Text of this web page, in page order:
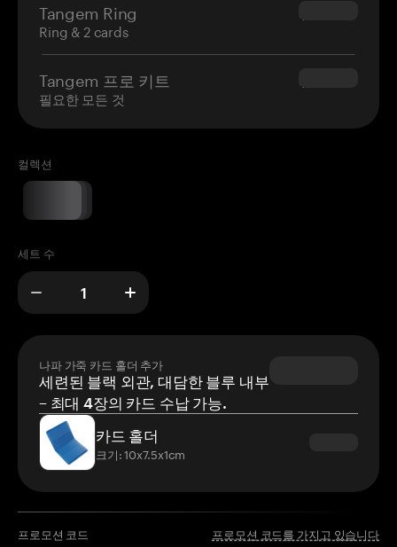
Tangem Ring
Ring & 2 cards
$160.00
Tangem 프로 키트
필요한 모든 것
$180.00
컬렉션
세트 수
나파 가죽 카드 홀더 추가
세련된 블랙 외관, 대담한 블루 내부
– 최대 4장의 카드 수납 가능.
카드 홀더
크기: 10x7.5x1cm
프로모션 코드 프로모션 코드를 가지고 있습니다